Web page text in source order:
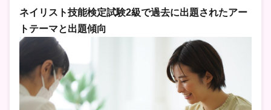
ネイリスト技能検定試験2級で過去に出題されたアー
トテーマと出題傾向